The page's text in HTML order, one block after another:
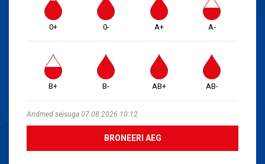
0+ 0- A+ A-
B+ B- AB+ AB-
Andmed seisuga 07.08.2026 10:12
BRONEERI AEG